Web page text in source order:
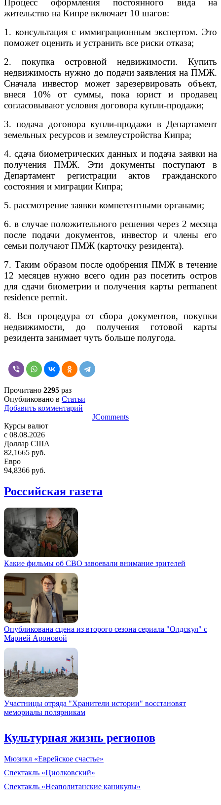
жительство на Кипре включает 10 шагов:
1. консультация с иммиграционным экспертом. Это
поможет оценить и устранить все риски отказа;
2. покупка островной недвижимости. Купить
недвижимость нужно до подачи заявления на ПМЖ.
Сначала инвестор может зарезервировать объект,
внеся 10% от суммы, пока юрист и продавец
согласовывают условия договора купли-продажи;
3. подача договора купли-продажи в Департамент
земельных ресурсов и землеустройства Кипра;
4. сдача биометрических данных и подача заявки на
получения ПМЖ. Эти документы поступают в
Департамент регистрации актов гражданского
состояния и миграции Кипра;
5. рассмотрение заявки компетентными органами;
6. в случае положительного решения через 2 месяца
после подачи документов, инвестор и члены его
семьи получают ПМЖ (карточку резидента).
7. Таким образом после одобрения ПМЖ в течение
12 месяцев нужно всего один раз посетить остров
для сдачи биометрии и получения карты permanent
residence permit.
8. Вся процедура от сбора документов, покупки
недвижимости, до получения готовой карты
резидента занимает чуть больше полугода.
Прочитано 2295 раз
Опубликовано в Статьи
Добавить комментарий
JComments
Курсы валют
c 08.08.2026
Доллар США
82,1665 руб.
Евро
94,8366 руб.
Российская газета
Какие фильмы об СВО завоевали внимание зрителей
Опубликована сцена из второго сезона сериала "Олдскул" с
Марией Ароновой
Участницы отряда "Хранители истории" восстановят
мемориалы полярникам
Культурная жизнь регионов
Мюзикл «Еврейское счастье»
Спектакль «Циолковский»
Спектакль «Неаполитанские каникулы»